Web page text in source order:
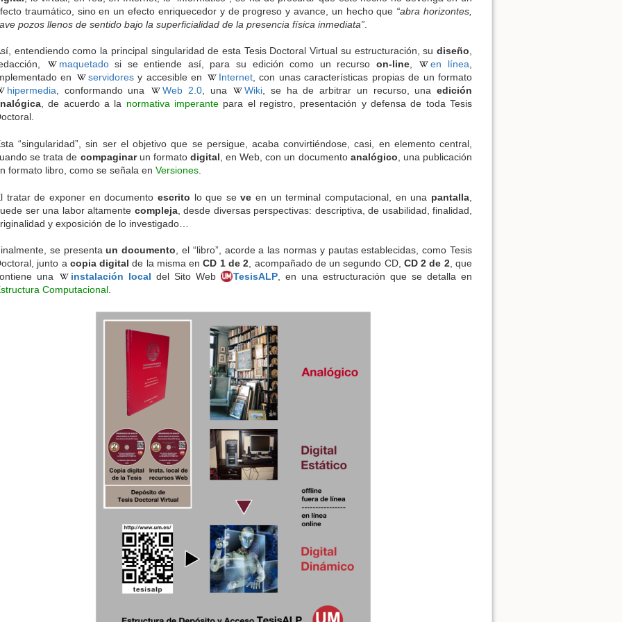
traumático, sino en un efecto enriquecedor y de progreso y avance, un hecho que “abra horizontes,
pozos llenos de sentido bajo la superficialidad de la presencia física inmediata”
entendiendo como la principal singularidad de esta Tesis Doctoral Virtual su estructuración, su diseño,
maquetadosi se entiende así, para su edición como un recurso on-line, en línea,
en
servidoresy accesible en Internet, con unas características propias de un formato
hipermedia, conformando una Web 2.0, una Wiki, se ha de arbitrar un recurso, unaedición
, de acuerdo a la normativa imperante para el registro, presentación y defensa de toda Tesis
“singularidad”, sin ser el objetivo que se persigue, acaba convirtiéndose, casi, en elemento central,
se trata de compaginarun formato digital , en Web, con un documento analógico , una publicación
formato libro, como se señala en Versiones
tratar de exponer en documento escrito lo que seve en un terminal computacional, en una pantalla
ser una labor altamente compleja, desde diversas perspectivas: descriptiva, de usabilidad, finalidad,
y exposición de lo investigado…
se presentaun documento, el “libro”, acorde a las normas y pautas establecidas, como Tesis
junto a copia digital de la misma enCD 1 de 2, acompañado de un segundo CD, CD 2 de 2, que
una
instalación local del Sito Web TesisALP, en una estructuración que se detalla en
Computacional.